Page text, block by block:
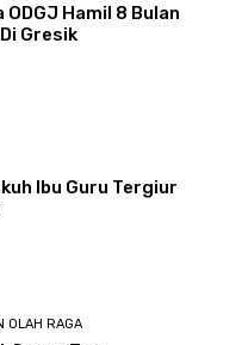
ODGJ Hamil 8 Bulan
Gresik
Ibu Guru Tergiur
OLAH RAGA